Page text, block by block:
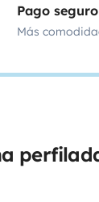
Pago seguro
Más